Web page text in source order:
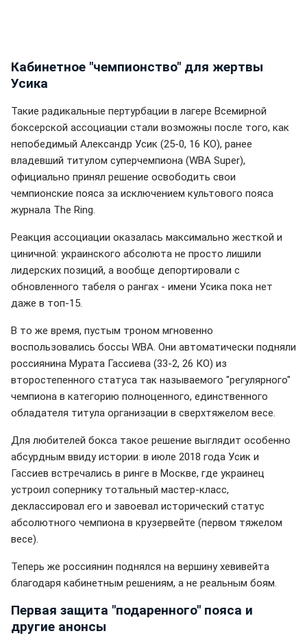
Кабинетное "чемпионство" для жертвы
Усика
Такие радикальные пертурбации в лагере Всемирной
боксерской ассоциации стали возможны после того, как
непобедимый Александр Усик (25-0, 16 КО), ранее
владевший титулом суперчемпиона (WBA Super),
официально принял решение освободить свои
чемпионские пояса за исключением культового пояса
журнала The Ring.
Реакция ассоциации оказалась максимально жесткой и
циничной: украинского абсолюта не просто лишили
лидерских позиций, а вообще депортировали с
обновленного табеля о рангах - имени Усика пока нет
даже в топ-15.
В то же время, пустым троном мгновенно
воспользовались боссы WBA. Они автоматически подняли
россиянина Мурата Гассиева (33-2, 26 КО) из
второстепенного статуса так называемого "регулярного"
чемпиона в категорию полноценного, единственного
обладателя титула организации в сверхтяжелом весе.
Для любителей бокса такое решение выглядит особенно
абсурдным ввиду истории: в июле 2018 года Усик и
Гассиев встречались в ринге в Москве, где украинец
устроил сопернику тотальный мастер-класс,
деклассировал его и завоевал исторический статус
абсолютного чемпиона в крузервейте (первом тяжелом
весе).
Теперь же россиянин поднялся на вершину хевивейта
благодаря кабинетным решениям, а не реальным боям.
Первая защита "подаренного" пояса и
другие анонсы